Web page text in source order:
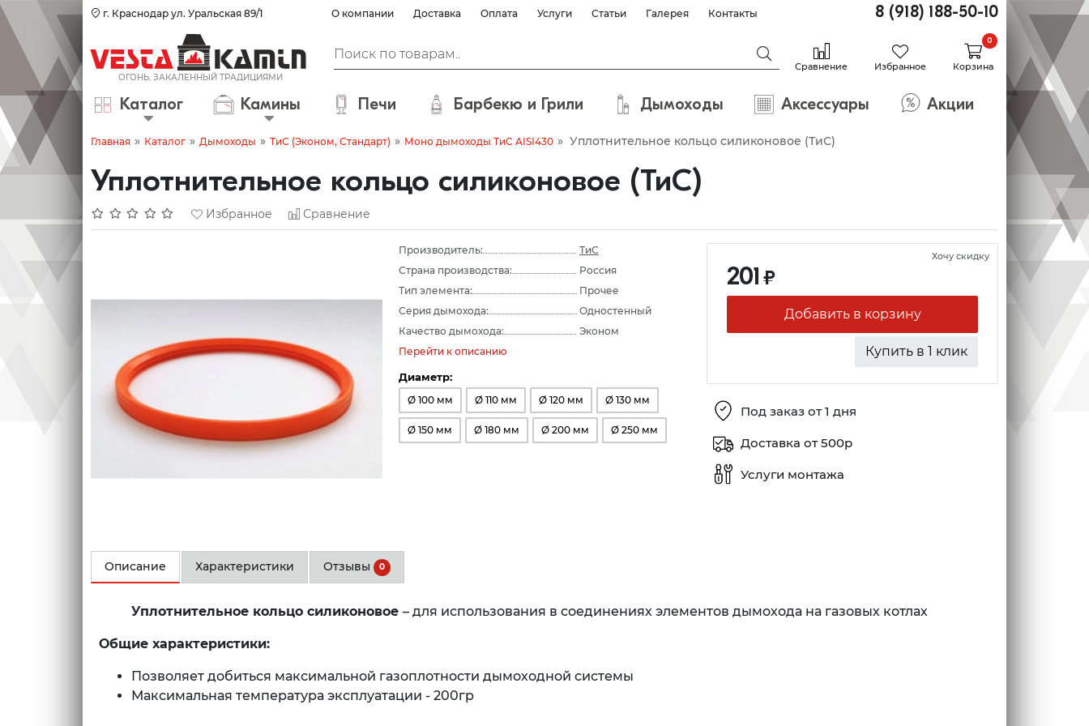
г. Краснодар ул. Уральская 89/1 О компании Доставка Оплата Услуги Статьи Галерея Контакты 8 (918) 188-50-10
Сравнение Избранное Корзина
0
Каталог Камины Печи Барбекю и Грили Дымоходы Аксессуары Акции
Главная » Каталог » Дымоходы » ТиС (Эконом, Стандарт) » Моно дымоходы ТиС AISI430 » Уплотнительное кольцо силиконовое (ТиС)
Уплотнительное кольцо силиконовое (ТиС)
Избранное Сравнение
Производитель:
ТиС
Страна производства:
Россия
Тип элемента:
Прочее
Серия дымохода:
Одностенный
Качество дымохода:
Эконом
Перейти к описанию
Диаметр:
Ø 100 мм Ø 110 мм Ø 120 мм Ø 130 мм
Ø 150 мм Ø 180 мм Ø 200 мм Ø 250 мм
201 ₽
Добавить в корзину
Купить в 1 клик
Хочу скидку
Под заказ от 1 дня
Доставка от 500р
Услуги монтажа
Описание Характеристики Отзывы 0
Уплотнительное кольцо силиконовое – для использования в соединениях элементов дымохода на газовых котлах
Общие характеристики:
Позволяет добиться максимальной газоплотности дымоходной системы
Максимальная температура эксплуатации - 200гр